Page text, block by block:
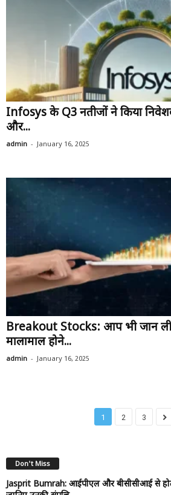
Infosys के Q3 नतीजों ने किया
और...
admin - January 16, 2025
Breakout Stocks: आप भी जान
मालामाल होने...
admin - January 16, 2025
1 2 3
Don't Miss
Jasprit Bumrah: आईपीएल और बीसीसीआई से